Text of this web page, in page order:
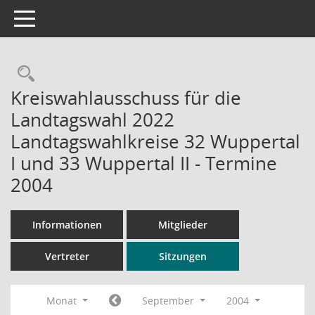
Toggle navigation
Rechercheauswahl
Kreiswahlausschuss für die
Landtagswahl 2022
Landtagswahlkreise 32 Wuppertal
I und 33 Wuppertal II - Termine
2004
Informationen Mitglieder
Vertreter Sitzungen
Monat September
2004